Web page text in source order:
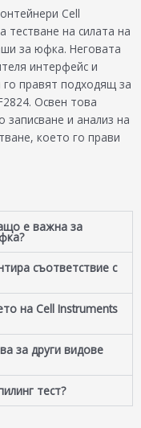
Cell
тестване на силата на
за юфка. Неговата
интерфейс и
правят подходящ за
Освен това
и анализ на
което го прави
е важна за
съответствие с
на Cell Instruments
за други видове
тест?